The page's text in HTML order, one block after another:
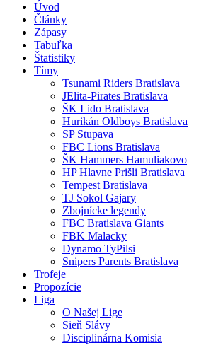
Úvod
Články
Zápasy
Tabuľka
Štatistiky
Tímy
Tsunami Riders Bratislava
JElita-Pirates Bratislava
ŠK Lido Bratislava
Hurikán Oldboys Bratislava
SP Stupava
FBC Lions Bratislava
ŠK Hammers Hamuliakovo
HP Hlavne Prišli Bratislava
Tempest Bratislava
TJ Sokol Gajary
Zbojnícke legendy
FBC Bratislava Giants
FBK Malacky
Dynamo TyPilsi
Snipers Parents Bratislava
Trofeje
Propozície
Liga
O Našej Lige
Sieň Slávy
Disciplinárna Komisia